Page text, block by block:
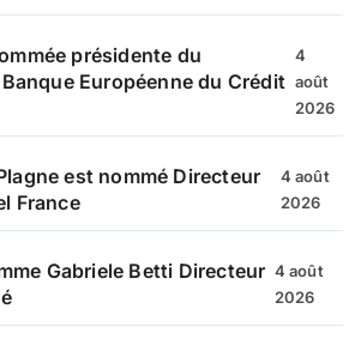
présidente du
Européenne du Crédit
4
août
2026
est nommé Directeur
France
4 août
2026
Gabriele Betti Directeur 4 août
2026